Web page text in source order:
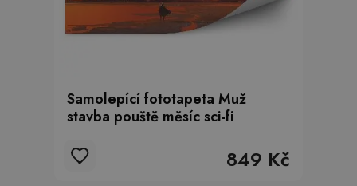
Samolepící fototapeta Muž
stavba pouště měsíc sci-fi
849 Kč